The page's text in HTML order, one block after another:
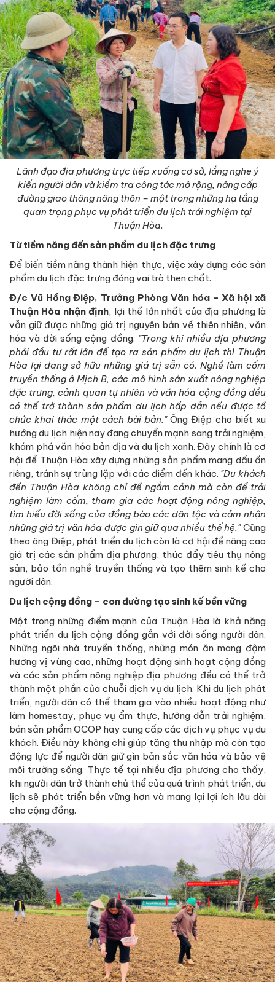
Lãnh đạo địa phương trực tiếp xuống cơ sở, lắng nghe ý
kiến người dân và kiểm tra công tác mở rộng, nâng cấp
đường giao thông nông thôn – một trong những hạ tầng
quan trọng phục vụ phát triển du lịch trải nghiệm tại
Thuận Hòa.
Từ tiềm năng đến sản phẩm du lịch đặc trưng
Để biến tiềm năng thành hiện thực, việc xây dựng các sản
phẩm du lịch đặc trưng đóng vai trò then chốt.
Đ/c Vũ Hồng Điệp, Trưởng Phòng Văn hóa - Xã hội xã
Thuận Hòa nhận định, lợi thế lớn nhất của địa phương là
vẫn giữ được những giá trị nguyên bản về thiên nhiên, văn
hóa và đời sống cộng đồng. "Trong khi nhiều địa phương
phải đầu tư rất lớn để tạo ra sản phẩm du lịch thì Thuận
Hòa lại đang sở hữu những giá trị sẵn có. Nghề làm cốm
truyền thống ở Mịch B, các mô hình sản xuất nông nghiệp
đặc trưng, cảnh quan tự nhiên và văn hóa cộng đồng đều
có thể trở thành sản phẩm du lịch hấp dẫn nếu được tổ
chức khai thác một cách bài bản."Ông Điệp cho biết xu
hướng du lịch hiện nay đang chuyển mạnh sang trải nghiệm,
khám phá văn hóa bản địa và du lịch xanh. Đây chính là cơ
hội để Thuận Hòa xây dựng những sản phẩm mang dấu ấn
riêng, tránh sự trùng lặp với các điểm đến khác. "Du khách
đến Thuận Hòa không chỉ để ngắm cảnh mà còn để trải
nghiệm làm cốm, tham gia các hoạt động nông nghiệp,
tìm hiểu đời sống của đồng bào các dân tộc và cảm nhận
những giá trị văn hóa được gìn giữ qua nhiều thế hệ."Cũng
theo ông Điệp, phát triển du lịch còn là cơ hội để nâng cao
giá trị các sản phẩm địa phương, thúc đẩy tiêu thụ nông
sản, bảo tồn nghề truyền thống và tạo thêm sinh kế cho
người dân.
Du lịch cộng đồng – con đường tạo sinh kế bền vững
Một trong những điểm mạnh của Thuận Hòa là khả năng
phát triển du lịch cộng đồng gắn với đời sống người dân.
Những ngôi nhà truyền thống, những món ăn mang đậm
hương vị vùng cao, những hoạt động sinh hoạt cộng đồng
và các sản phẩm nông nghiệp địa phương đều có thể trở
thành một phần của chuỗi dịch vụ du lịch. Khi du lịch phát
triển, người dân có thể tham gia vào nhiều hoạt động như
làm homestay, phục vụ ẩm thực, hướng dẫn trải nghiệm,
bán sản phẩm OCOP hay cung cấp các dịch vụ phục vụ du
khách. Điều này không chỉ giúp tăng thu nhập mà còn tạo
động lực để người dân giữ gìn bản sắc văn hóa và bảo vệ
môi trường sống. Thực tế tại nhiều địa phương cho thấy,
khi người dân trở thành chủ thể của quá trình phát triển, du
lịch sẽ phát triển bền vững hơn và mang lại lợi ích lâu dài
cho cộng đồng.